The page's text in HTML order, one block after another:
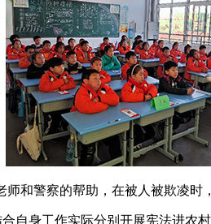
和警察的帮助，在被人被欺凌时
身工作实际分别开展宪法进农